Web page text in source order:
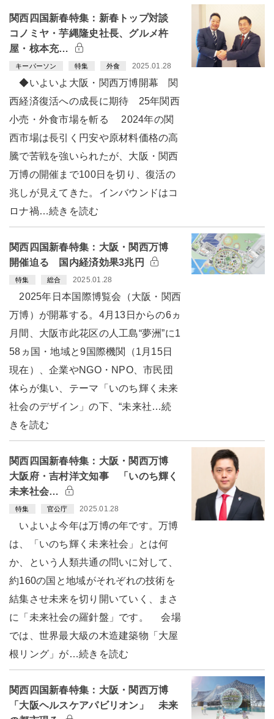
関西四国新春特集：新春トップ対談
コノミヤ・芋縄隆史社長、グルメ杵
屋・椋本充…
キーパーソン 特集 外食 2025.01.28
◆いよいよ大阪・関西万博開幕 関
西経済復活への成長に期待 25年関西
小売・外食市場を斬る 2024年の関
西市場は長引く円安や原材料価格の高
騰で苦戦を強いられたが、大阪・関西
万博の開催まで100日を切り、復活の
兆しが見えてきた。インバウンドはコ
ロナ禍…続きを読む
関西四国新春特集：大阪・関西万博
開催迫る 国内経済効果3兆円
特集 総合 2025.01.28
2025年日本国際博覧会（大阪・関西
万博）が開幕する。4月13日からの6ヵ
月間、大阪市此花区の人工島“夢洲”に1
58ヵ国・地域と9国際機関（1月15日
現在）、企業やNGO・NPO、市民団
体らが集い、テーマ「いのち輝く未来
社会のデザイン」の下、“未来社…続
きを読む
関西四国新春特集：大阪・関西万博
大阪府・吉村洋文知事 「いのち輝く
未来社会…
特集 官公庁 2025.01.28
いよいよ今年は万博の年です。万博
は、「いのち輝く未来社会」とは何
か、という人類共通の問いに対して、
約160の国と地域がそれぞれの技術を
結集させ未来を切り開いていく、まさ
に「未来社会の羅針盤」です。 会場
では、世界最大級の木造建築物「大屋
根リング」が…続きを読む
関西四国新春特集：大阪・関西万博
「大阪ヘルスケアパビリオン」 未来